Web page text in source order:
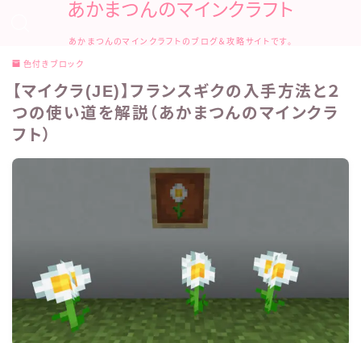
あかまつんのマインクラフト
あかまつんのマインクラフトのブログ＆攻略サイトです。
色付きブロック
【マイクラ(JE)】フランスギクの入手方法と２
つの使い道を解説（あかまつんのマインクラ
フト）